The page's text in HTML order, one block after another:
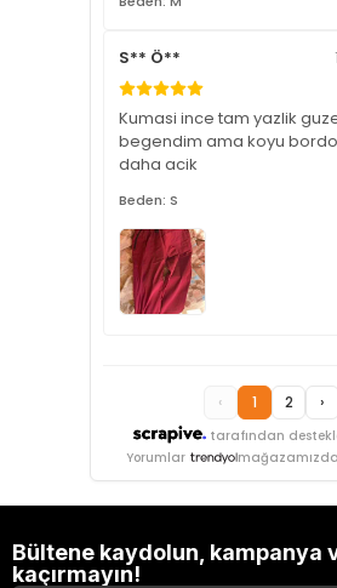
S** Ö**
Kumasi ince tam yazlik
begendim ama koyu
daha acik
Beden: S
tarafından
‹ 1 2 ›
Yorumlar
Bültene kaydolun, kampanya
kaçırmayın!